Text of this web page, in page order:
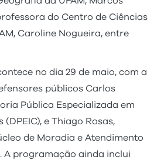
do Centro de Ciências
Caroline Nogueira, entre
no dia 29 de maio, com a
públicos Carlos
Pública Especializada em
e Thiago Rosas,
de Moradia e Atendimento
A programação ainda inclui